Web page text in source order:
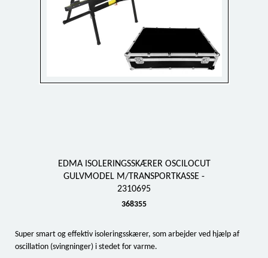
EDMA ISOLERINGSSKÆRER OSCILOCUT
GULVMODEL M/TRANSPORTKASSE -
2310695
368355
Super smart og effektiv isoleringsskærer, som arbejder ved hjælp af
oscillation (svingninger) i stedet for varme.